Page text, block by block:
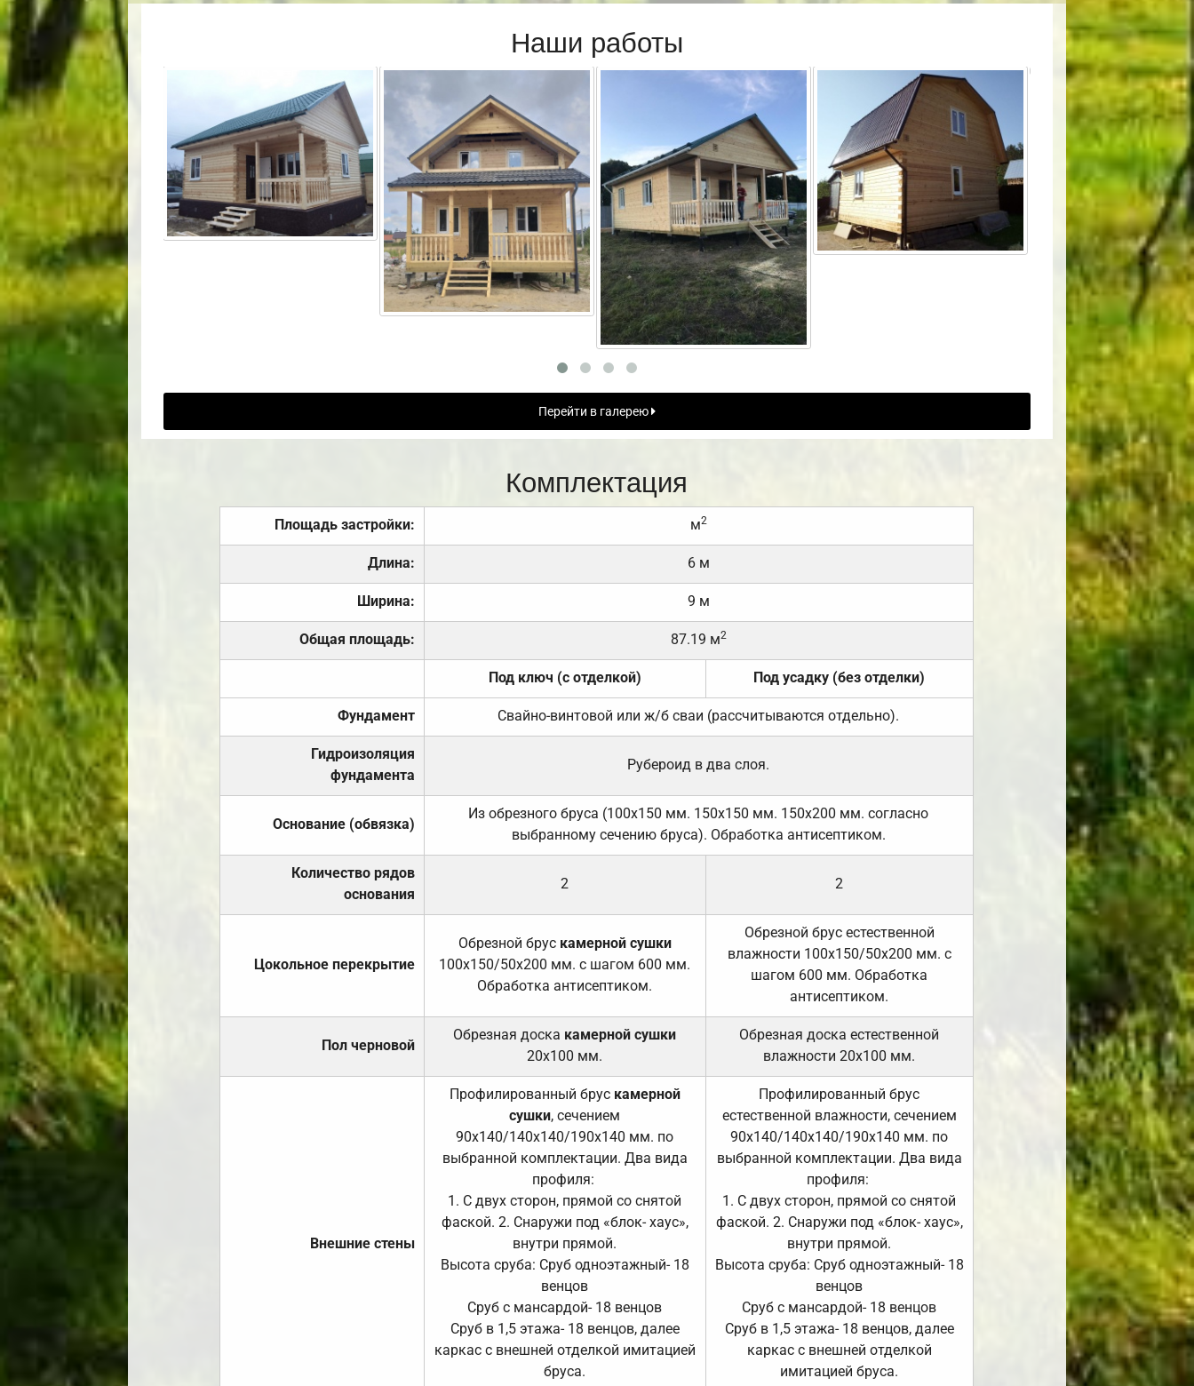
Наши работы
Перейти в галерею
Комплектация
Площадь застройки: м2
Длина: 6 м
Ширина: 9 м
Общая площадь: 87.19 м2
Под ключ (с отделкой) Под усадку (без отделки)
Фундамент Свайно-винтовой или ж/б сваи (рассчитываются отдельно).
Гидроизоляция
фундамента
Рубероид в два слоя.
Основание (обвязка)
Из обрезного бруса (100х150 мм. 150х150 мм. 150х200 мм. согласно
выбранному сечению бруса). Обработка антисептиком.
Количество рядов
основания
2 2
Цокольное перекрытие
Обрезной брус камерной сушки
100х150/50х200 мм. с шагом 600 мм.
Обработка антисептиком.
Обрезной брус естественной
влажности 100х150/50х200 мм. с
шагом 600 мм. Обработка
антисептиком.
Пол черновой
Обрезная доска камерной сушки
20х100 мм.
Обрезная доска естественной
влажности 20х100 мм.
Внешние стены
Профилированный брус камерной
сушки, сечением
90х140/140х140/190х140 мм. по
выбранной комплектации. Два вида
профиля:
1. С двух сторон, прямой со снятой
фаской. 2. Снаружи под «блок- хаус»,
внутри прямой.
Высота сруба: Сруб одноэтажный- 18
венцов
Сруб с мансардой- 18 венцов
Сруб в 1,5 этажа- 18 венцов, далее
каркас с внешней отделкой имитацией
бруса.
Профилированный брус
естественной влажности, сечением
90х140/140х140/190х140 мм. по
выбранной комплектации. Два вида
профиля:
1. С двух сторон, прямой со снятой
фаской. 2. Снаружи под «блок- хаус»,
внутри прямой.
Высота сруба: Сруб одноэтажный- 18
венцов
Сруб с мансардой- 18 венцов
Сруб в 1,5 этажа- 18 венцов, далее
каркас с внешней отделкой
имитацией бруса.